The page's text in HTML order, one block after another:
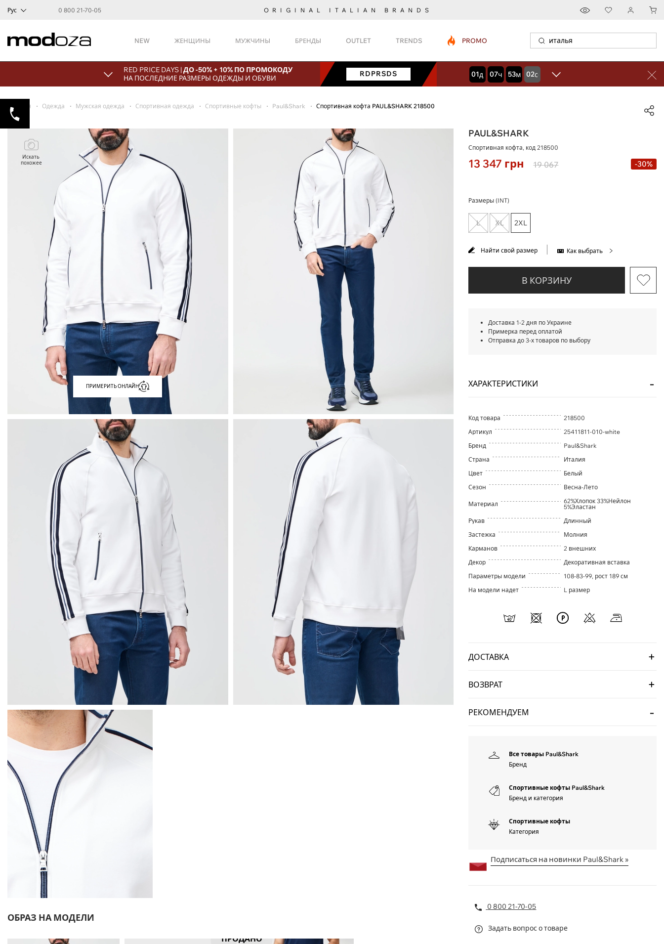
Рус 0 800 21-70-05 ORIGINAL ITALIAN BRANDS
NEW ЖЕНЩИНЫ МУЖЧИНЫ БРЕНДЫ OUTLET TRENDS PROMO
RED PRICE DAYS |ДО -50% + 10% ПО ПРОМОКОДУ
НА ПОСЛЕДНИЕ РАЗМЕРЫ ОДЕЖДЫ И ОБУВИ
RDPRSDS 01дней
07часов
53минут
00секунд
Главная Одежда Мужская одежда Спортивная одежда Спортивные кофты Paul&Shark Спортивная кофта PAUL&SHARK 218500
Искать
похожее
ПРИМЕРИТЬ ОНЛАЙН
ОБРАЗ НА МОДЕЛИ
ПРОДАНО
PAUL&SHARK
Спортивная кофта, код218500
13 347 грн 19 067 -30%
Размеры (INT)
L XL 2XL
Найти свой размер Как выбрать
В КОРЗИНУ
Доставка 1-2 дня по Украине
Примерка перед оплатой
Отправка до 3-х товаров по выбору
ХАРАКТЕРИСТИКИ
Код товара
218500
Артикул
25411811-010-white
Бренд
Paul&Shark
Страна
Италия
Цвет
Белый
Сезон
Весна-Лето
Материал
62%Хлопок 33%Нейлон
5%Эластан
Рукав
Длинный
Застежка
Молния
Карманов
2 внешних
Декор
Декоративная вставка
Параметры модели
108-83-99, рост 189 см
На модели надет
L размер
ДОСТАВКА
ВОЗВРАТ
РЕКОМЕНДУЕМ
Все товары Paul&Shark
Бренд
Спортивные кофты Paul&Shark
Бренд и категория
Спортивные кофты
Категория
Подписаться на новинки Paul&Shark »
0 800 21-70-05
Задать вопрос о товаре